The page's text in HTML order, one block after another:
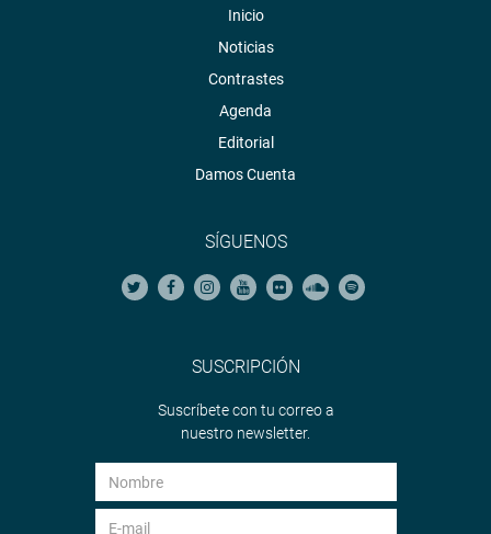
Inicio
Noticias
Contrastes
Agenda
Editorial
Damos Cuenta
SÍGUENOS
SUSCRIPCIÓN
Suscríbete con tu correo a
nuestro newsletter.